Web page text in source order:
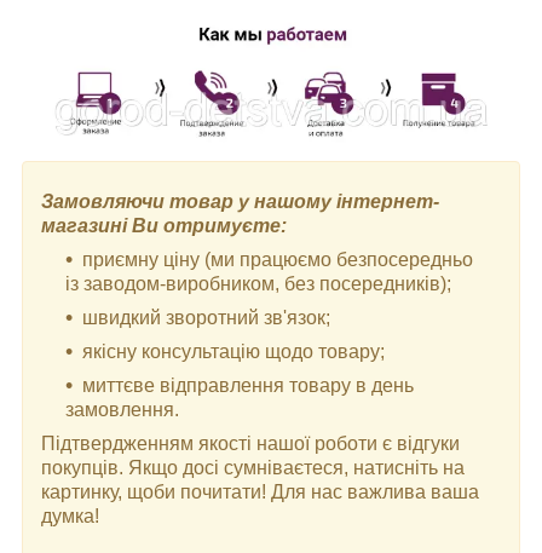
Замовляючи товар у нашому інтернет-
магазині Ви отримуєте:
приємну ціну (ми працюємо безпосередньо
із заводом-виробником, без посередників);
швидкий зворотний зв'язок;
якісну консультацію щодо товару;
миттєве відправлення товару в день
замовлення.
Підтвердженням якості нашої роботи є відгуки
покупців. Якщо досі сумніваєтеся, натисніть на
картинку, щоби почитати! Для нас важлива ваша
думка!